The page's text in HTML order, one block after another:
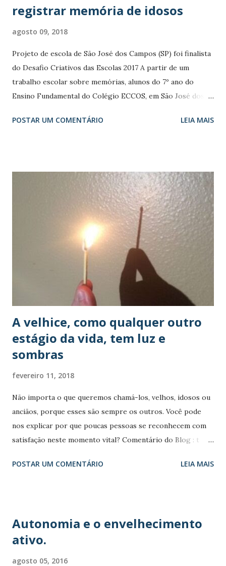
registrar memória de idosos
agosto 09, 2018
Projeto de escola de São José dos Campos (SP) foi finalista
do Desafio Criativos das Escolas 2017 A partir de um
trabalho escolar sobre memórias, alunos do 7º ano do
Ensino Fundamental do Colégio ECCOS, em São José dos
cidade. Em visitas mensais ao Asilo Santo Antônio, a
muito, muito, afeto. O projeto, inscrito no Desafio
Criativos das Escolas 2017 , foi um dos finalistas da edição.
Comentário do Blog: Há dois momentos surpreendentes
nesta postagem. Primeiro, encontrar na instituição Porvir
um ambiente educacional que ensina para a Vida. Segundo, a
iniciativa confirma minha visão de que aprender a
envelhecer é preciso. Os alunos ficaram surpresos com o
que viram e o que imaginavam ou levavam consigo como
carga cultural.É fundamental que o aprender a en...
POSTAR UM COMENTÁRIO LEIA MAIS
A velhice, como qualquer outro
estágio da vida, tem luz e
sombras
fevereiro 11, 2018
Não importa o que queremos chamá-los, velhos, idosos ou
anciãos, porque esses são sempre os outros. Você pode
nos explicar por que poucas pessoas se reconhecem com
satisfação neste momento vital? Comentário do Blog : t
Usando termos diferentes, sejam eles quais forem, para
positivas ou negativas tanto no chamado e ao assim
chamado. Por exemplo, chamar uma pessoa "idosa" implica
POSTAR UM COMENTÁRIO LEIA MAIS
Autonomia e o envelhecimento
ativo.
agosto 05, 2016